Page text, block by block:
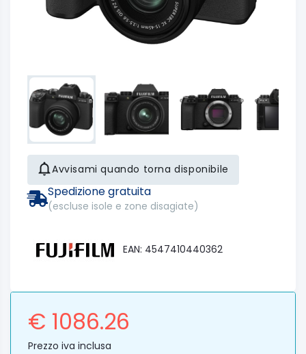
Avvisami quando torna disponibile
Spedizione gratuita
(escluse isole e zone disagiate)
EAN: 4547410440362
€ 1086.26
Prezzo iva inclusa